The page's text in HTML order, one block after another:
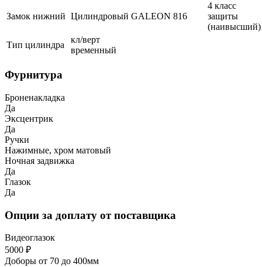
Замок нижний Цилиндровый GALEON 816
4 класс
защиты
(наивысший)
Тип цилиндра
кл/верт
временный
Фурнитура
Броненакладка
Да
Эксцентрик
Да
Ручки
Нажимные, хром матовый
Ночная задвижка
Да
Глазок
Да
Опции за доплату от поставщика
Видеоглазок
5000 ₽
Доборы от 70 до 400мм